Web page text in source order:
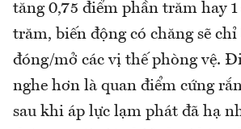
tăng 0,75 điểm phần trăm hay
trăm, biến động có chăng sẽ chỉ
đóng/mở các vị thế phòng vệ.
nghe hơn là quan điểm cứng
sau khi áp lực lạm phát đã hạ